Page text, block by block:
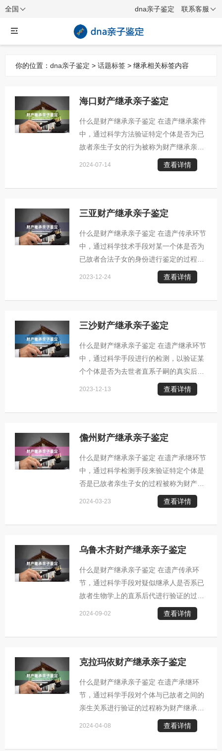
全国 dna亲子鉴定 联系客服
你的位置： dna亲子鉴定 > 话题标签 > 继承相关标签内容
海口财产继承亲子鉴定
什么是财产继承亲子鉴定 在遗产继承案件
中，通过科学方法验证特定个体是否为已
故者亲生子女的行为被称为财产继承亲子
鉴定。 财产继承亲子鉴定通常发生的几种
情况： 1. 关于遗产继承的纠纷：在涉及
真实子女身份，这时往往需要实施DNA检
的合法权益：那些未经法定登记的非婚生
子女，可能会面临缺乏合法继承权的困
境。借助亲子鉴定技术，可以明确其与遗
产继承人的血缘关联，进而帮助他们争取
2024-07-14 查看详情
三亚财产继承亲子鉴定
什么是财产继承亲子鉴定 在遗产传承环节
中，通过科学技术手段对某一个体是否为
已故者合法子女的身份进行鉴定的过程被
称为财产继承亲子鉴定。 财产继承亲子鉴
定通常发生的几种情况： 1. 关于法定继
表示疑问，例如对其是否真的是亲生子女
来确定其继承人资格。 2. 保障非婚生子
女合法权益：对于那些未进行婚姻登记的
子女而言，他们可能无法享有法定的继承
权。借助亲子鉴定技术，能够明确其与遗
2023-12-24 查看详情
三沙财产继承亲子鉴定
什么是财产继承亲子鉴定 在遗产继承环节
中，通过科学手段进行的检测，以验证某
个个体是否为去世者直系子嗣的真实后代
的行为被称为财产继承亲子鉴定。 财产继
承亲子鉴定通常发生的几种情况： 1. 关
问，例如怀疑某自称是后代的人并非亲
清事实。 2. 保障非婚生子女合法权益：
那些未经婚姻登记的非婚生子女，往往面
临缺乏法定继承权的困境。借助亲子鉴定
技术，能够验证其与遗产继承人之间的生
2023-12-13 查看详情
儋州财产继承亲子鉴定
什么是财产继承亲子鉴定 在遗产承继环节
中，通过科学检测手段来验证特定个体是
否是已故者亲生子女的过程被称为财产继
承亲子鉴定。 财产继承亲子鉴定通常发生
的几种情况： 1. 遗产继承纠纷：当涉及
女的身份表示怀疑，便可能需要实施亲缘
对于那些未经法定注册的非婚生子女，他
们可能面临无继承权的困境。借助亲子鉴
定技术，能够明确其与遗产所有者之间的
血缘联系，进而帮助其合法获得应享有的
2024-03-23 查看详情
乌鲁木齐财产继承亲子鉴定
什么是财产继承亲子鉴定 在遗产传承环
节，通过科学手段对疑似继承人是否系已
故者生物学上的直系后代进行验证的过程
被称为财产继承亲子鉴定。 财产继承亲子
鉴定通常发生的几种情况： 1. 关于法定
议，例如疑虑某位自称为继承人的人实际
亲子鉴定来查明真相。 2. 保障非婚生子
女的合法权益：针对那些未经合法婚姻注
册的非婚生子女，他们往往面临无继承权
的困境。借助亲子鉴定技术，可以明确他
2024-09-02 查看详情
克拉玛依财产继承亲子鉴定
什么是财产继承亲子鉴定 在遗产承继环
节，通过科学手段对个体与已故者之间的
亲生关系进行验证的过程称为财产继承亲
子鉴定。 财产继承亲子鉴定通常发生的几
种情况： 1. 关于遗产继承的纠纷：在分
2024-04-08 查看详情